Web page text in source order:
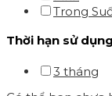
Trong
Thời hạn sử dụng
3 tháng